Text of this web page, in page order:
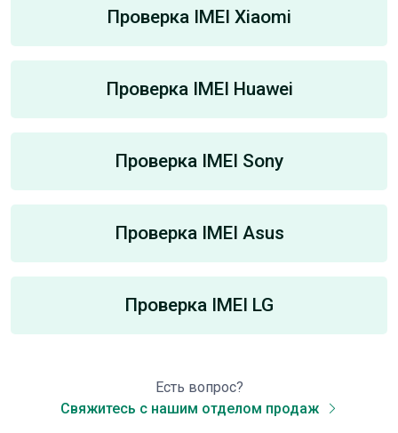
Проверка IMEI Xiaomi
Проверка IMEI Huawei
Проверка IMEI Sony
Проверка IMEI Asus
Проверка IMEI LG
Есть вопрос?
Свяжитесь с нашим отделом продаж